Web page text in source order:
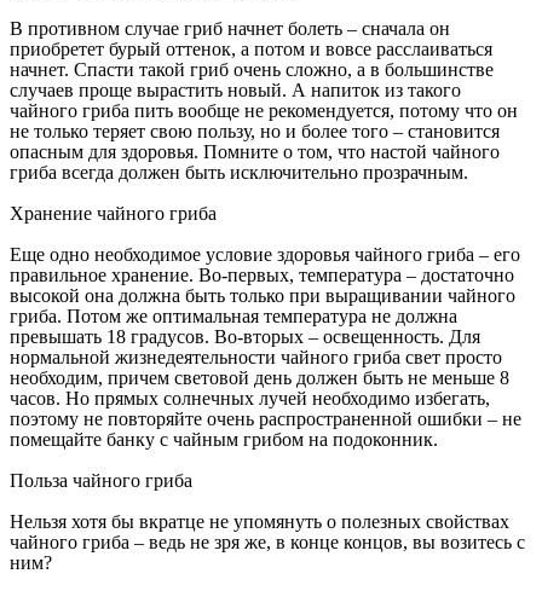
В противном случае гриб начнет болеть – сначала он
приобретет бурый оттенок, а потом и вовсе расслаиваться
начнет. Спасти такой гриб очень сложно, а в большинстве
случаев проще вырастить новый. А напиток из такого
чайного гриба пить вообще не рекомендуется, потому что он
не только теряет свою пользу, но и более того – становится
опасным для здоровья. Помните о том, что настой чайного
гриба всегда должен быть исключительно прозрачным.
Хранение чайного гриба
Еще одно необходимое условие здоровья чайного гриба – его
правильное хранение. Во-первых, температура – достаточно
высокой она должна быть только при выращивании чайного
гриба. Потом же оптимальная температура не должна
превышать 18 градусов. Во-вторых – освещенность. Для
нормальной жизнедеятельности чайного гриба свет просто
необходим, причем световой день должен быть не меньше 8
часов. Но прямых солнечных лучей необходимо избегать,
поэтому не повторяйте очень распространенной ошибки – не
помещайте банку с чайным грибом на подоконник.
Польза чайного гриба
Нельзя хотя бы вкратце не упомянуть о полезных свойствах
чайного гриба – ведь не зря же, в конце концов, вы возитесь с
ним?